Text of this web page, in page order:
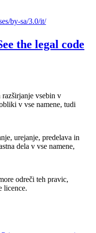
by-sa/3.0/it/
the legal code
vsebin v
v vse namene, tudi
urejanje, predelava in
dela v vse namene,
odreči teh pravic,
licence.